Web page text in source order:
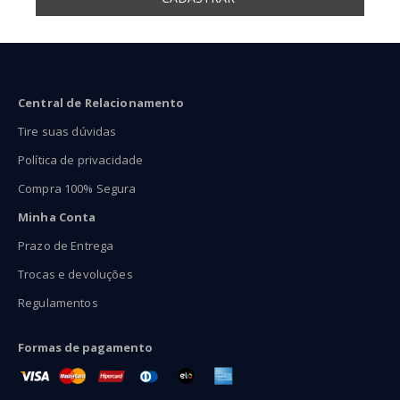
Central de Relacionamento
Tire suas dúvidas
Política de privacidade
Compra 100% Segura
Minha Conta
Prazo de Entrega
Trocas e devoluções
Regulamentos
Formas de pagamento